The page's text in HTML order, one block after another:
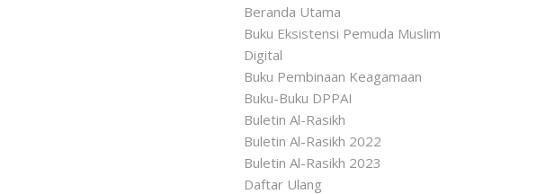
Beranda Utama
Buku Eksistensi Pemuda Muslim
Digital
Buku Pembinaan Keagamaan
Buku-Buku DPPAI
Buletin Al-Rasikh
Buletin Al-Rasikh 2022
Buletin Al-Rasikh 2023
Daftar Ulang